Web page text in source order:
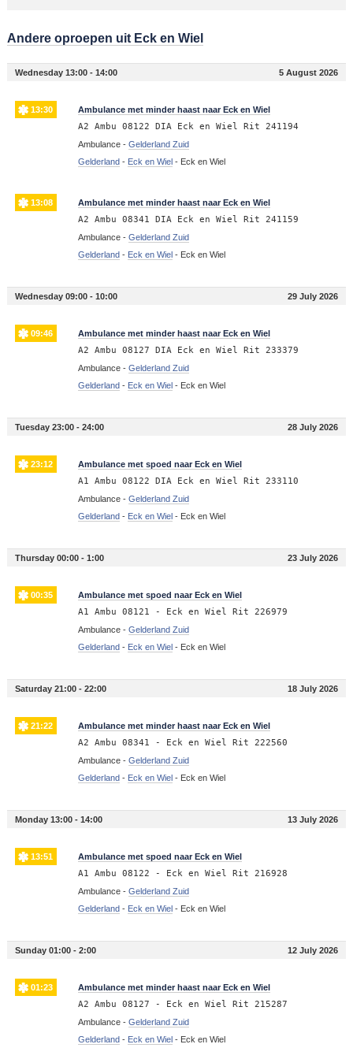
Andere oproepen uit Eck en Wiel
Wednesday 13:00 - 14:00 5 August 2026
13:30 Ambulance met minder haast naar Eck en Wiel
A2 Ambu 08122 DIA Eck en Wiel Rit 241194
Ambulance - Gelderland Zuid
Gelderland- Eck en Wiel- Eck en Wiel
13:08 Ambulance met minder haast naar Eck en Wiel
A2 Ambu 08341 DIA Eck en Wiel Rit 241159
Ambulance - Gelderland Zuid
Gelderland- Eck en Wiel- Eck en Wiel
Wednesday 09:00 - 10:00 29 July 2026
09:46 Ambulance met minder haast naar Eck en Wiel
A2 Ambu 08127 DIA Eck en Wiel Rit 233379
Ambulance - Gelderland Zuid
Gelderland- Eck en Wiel- Eck en Wiel
Tuesday 23:00 - 24:00 28 July 2026
23:12 Ambulance met spoed naar Eck en Wiel
A1 Ambu 08122 DIA Eck en Wiel Rit 233110
Ambulance - Gelderland Zuid
Gelderland- Eck en Wiel- Eck en Wiel
Thursday 00:00 - 1:00 23 July 2026
00:35 Ambulance met spoed naar Eck en Wiel
A1 Ambu 08121 - Eck en Wiel Rit 226979
Ambulance - Gelderland Zuid
Gelderland- Eck en Wiel- Eck en Wiel
Saturday 21:00 - 22:00 18 July 2026
21:22 Ambulance met minder haast naar Eck en Wiel
A2 Ambu 08341 - Eck en Wiel Rit 222560
Ambulance - Gelderland Zuid
Gelderland- Eck en Wiel- Eck en Wiel
Monday 13:00 - 14:00 13 July 2026
13:51 Ambulance met spoed naar Eck en Wiel
A1 Ambu 08122 - Eck en Wiel Rit 216928
Ambulance - Gelderland Zuid
Gelderland- Eck en Wiel- Eck en Wiel
Sunday 01:00 - 2:00 12 July 2026
01:23 Ambulance met minder haast naar Eck en Wiel
A2 Ambu 08127 - Eck en Wiel Rit 215287
Ambulance - Gelderland Zuid
Gelderland- Eck en Wiel- Eck en Wiel